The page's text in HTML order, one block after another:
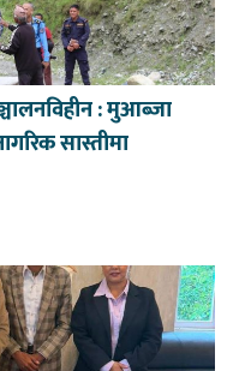
: मुआब्जा
सास्तीमा